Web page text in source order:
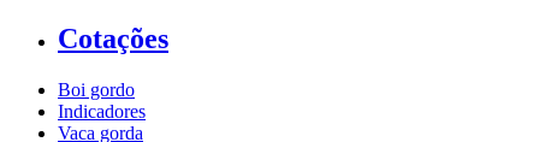
Cotações
Boi gordo
Indicadores
Vaca gorda